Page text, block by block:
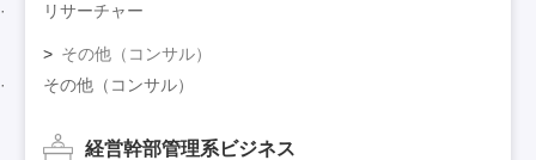
リサーチャー
その他（コンサル）
その他（コンサル）
経営幹部管理系ビジネス